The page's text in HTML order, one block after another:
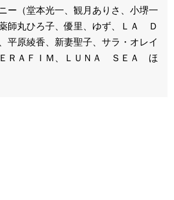
ー（堂本光一、観月ありさ、小堺一
師丸ひろ子、優里、ゆず、ＬＡ Ｄ
平原綾香、新妻聖子、サラ・オレイ
ＲＡＦＩＭ、ＬＵＮＡ ＳＥＡ ほ